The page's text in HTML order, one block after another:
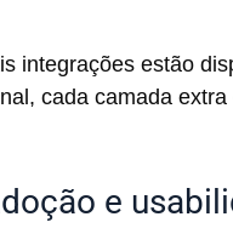
integrações estão
cada camada
e